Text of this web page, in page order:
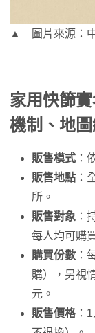
▲ 圖片來源：
家用快篩
機制、地
販售模式 ：
販售地點 ：
所。
販售對象 ：
每人均可購
購買份數 ：
購），另視
元。
販售價格：1